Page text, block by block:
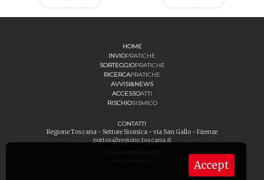
Accept
HOME
INVIOPRATICHE
SORTEGGIOPRATICHE
RICERCAPRATICHE
AVVISI&NEWS
ACCESSOATTI
RISCHIOSISMICO
CONTATTI
Regione Toscana - Settore Sismica - via San Gallo - Firenze
portos@regione.toscana.it